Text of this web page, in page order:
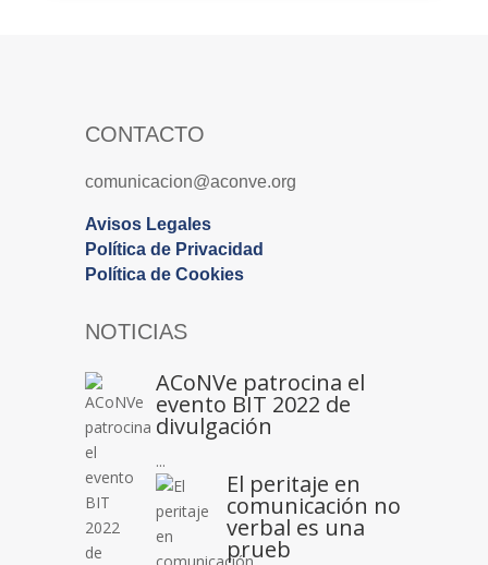
CONTACTO
comunicacion@aconve.org
Avisos Legales
Política de Privacidad
Política de Cookies
NOTICIAS
ACoNVe patrocina el
evento BIT 2022 de
divulgación
...
El peritaje en
comunicación no
verbal es una
prueb